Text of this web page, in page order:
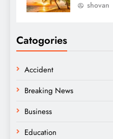
shovan
Catogories
Accident
Breaking News
Business
Education